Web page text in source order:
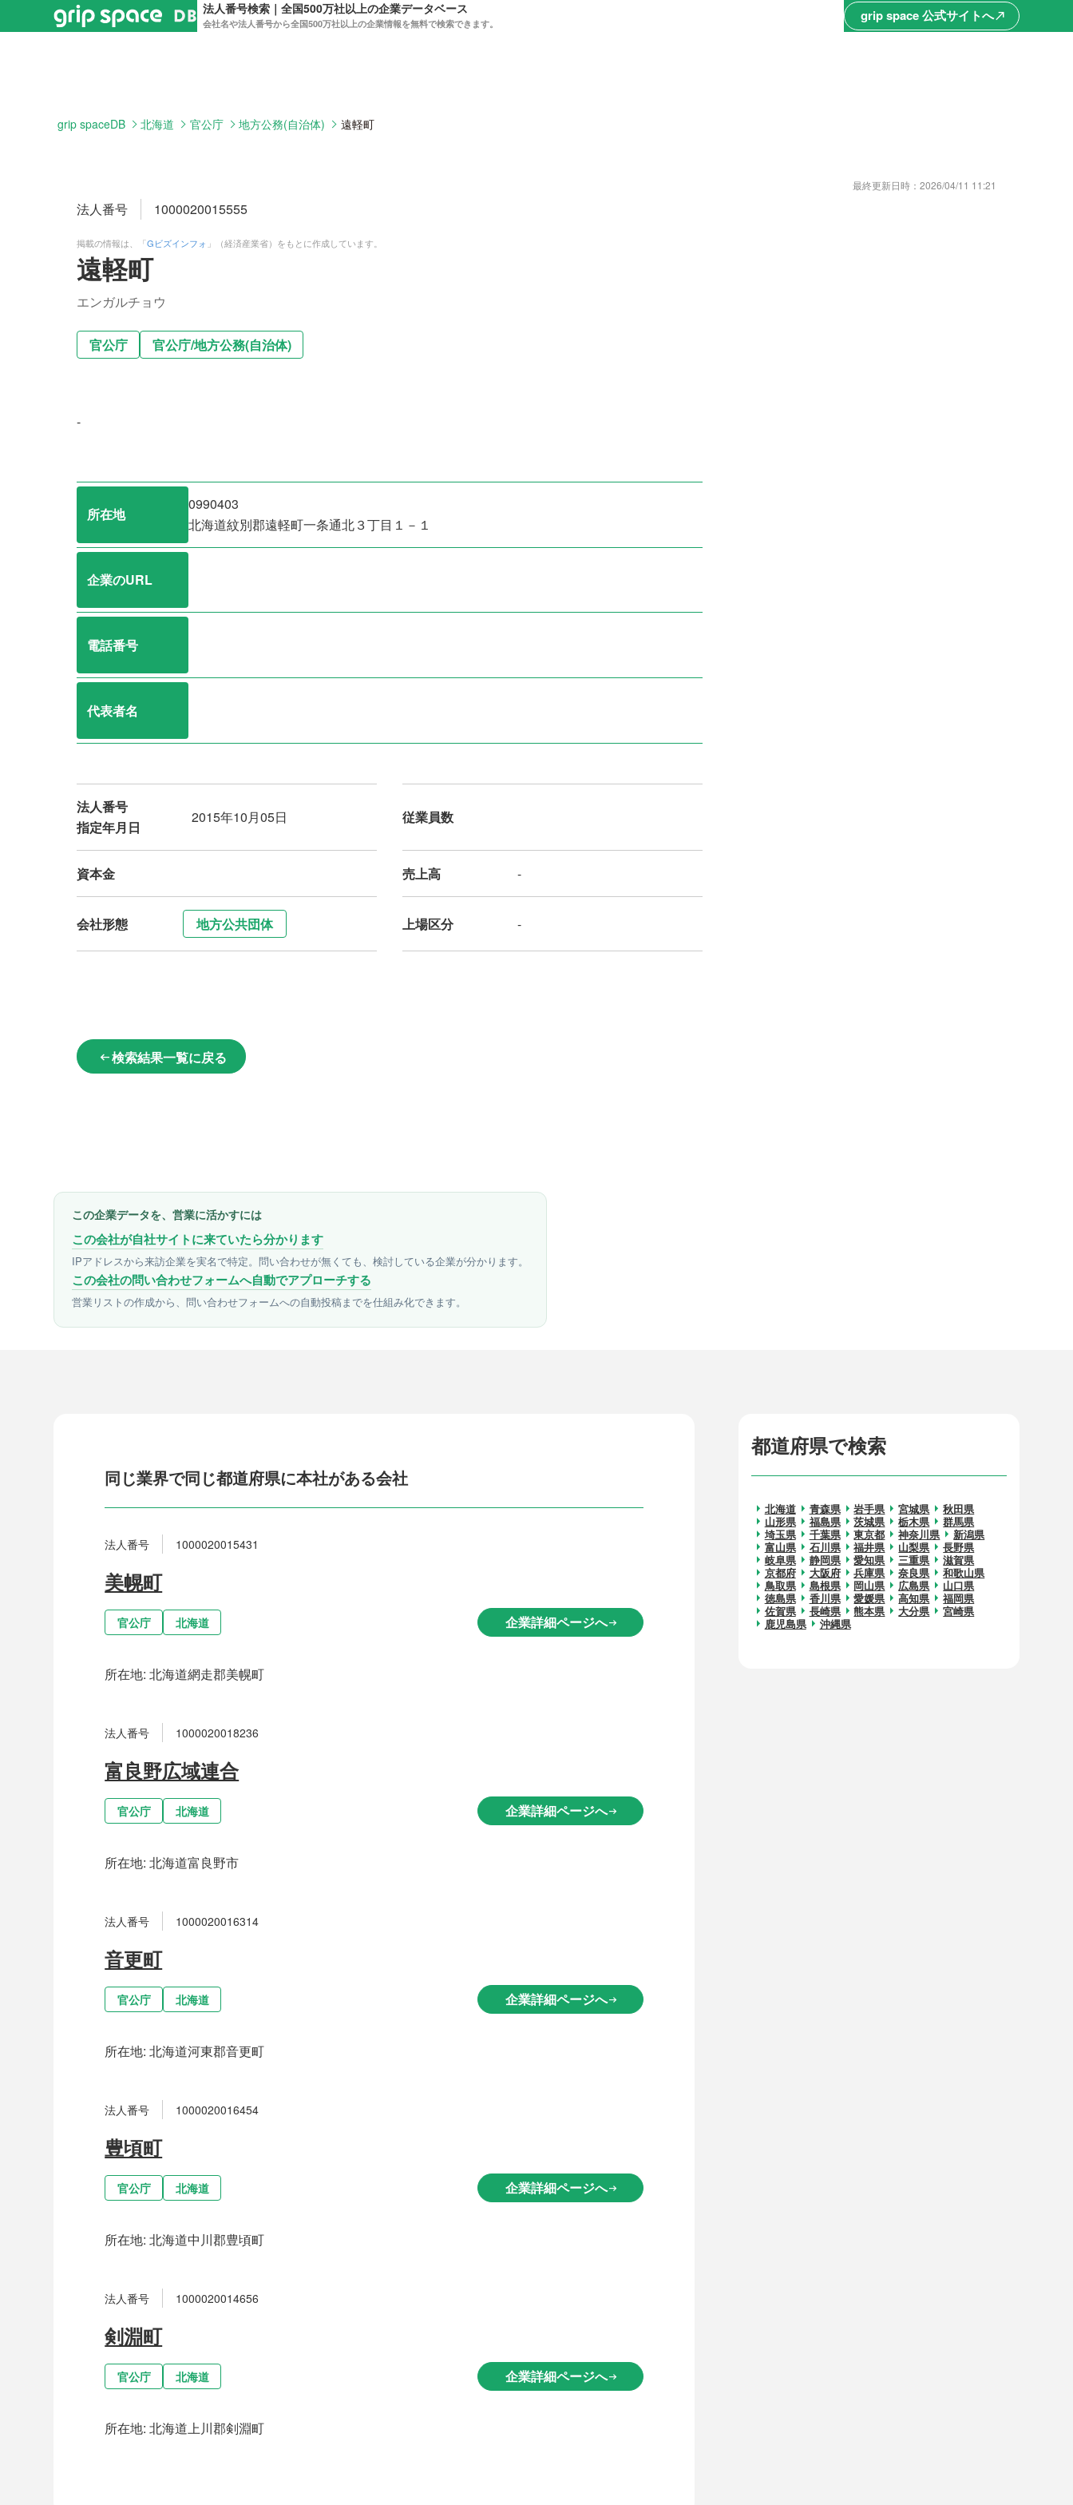
法人番号検索｜全国500万社以上の企業データベース
会社名や法人番号から全国500万社以上の企業情報を無料で検索できます。 grip space 公式サイトへnorth_east
grip spaceDB 北海道 官公庁 地方公務(自治体) 遠軽町
最終更新日時： 2026/04/11 11:21
法人番号 1000020015555
掲載の情報は、「Gビズインフォ 」（経済産業省）をもとに作成しています。
遠軽町
エンガルチョウ
官公庁 官公庁/地方公務(自治体)
-
所在地
0990403
北海道紋別郡遠軽町一条通北３丁目１－１
企業のURL
電話番号
代表者名
法人番号
指定年月日
2015年10月05日 従業員数
資本金 売上高 -
会社形態 地方公共団体 上場区分 -
arrow_left_alt検索結果一覧に戻る
この企業データを、営業に活かすには
この会社が自社サイトに来ていたら分かります
IPアドレスから来訪企業を実名で特定。問い合わせが無くても、検討している企業が分かります。
この会社の問い合わせフォームへ自動でアプローチする
営業リストの作成から、問い合わせフォームへの自動投稿までを仕組み化できます。
都道府県で検索
北海道 青森県 岩手県 宮城県
秋田県
山形県
福島県 茨城県 栃木県
群馬県
埼玉県
千葉県 東京都 神奈川県
新潟県
富山県
石川県 福井県 山梨県
長野県
岐阜県
静岡県 愛知県 三重県
滋賀県
京都府
大阪府 兵庫県 奈良県
和歌山県
鳥取県
島根県 岡山県 広島県
山口県
徳島県
香川県 愛媛県 高知県
福岡県
佐賀県
長崎県 熊本県 大分県
宮崎県
鹿児島県
沖縄県
同じ業界で同じ都道府県に本社がある会社
法人番号 1000020015431
美幌町
官公庁 北海道 企業詳細ページへarrow_right_alt
所在地:北海道網走郡美幌町
法人番号 1000020018236
富良野広域連合
官公庁 北海道 企業詳細ページへarrow_right_alt
所在地:北海道富良野市
法人番号 1000020016314
音更町
官公庁 北海道 企業詳細ページへarrow_right_alt
所在地:北海道河東郡音更町
法人番号 1000020016454
豊頃町
官公庁 北海道 企業詳細ページへarrow_right_alt
所在地:北海道中川郡豊頃町
法人番号 1000020014656
剣淵町
官公庁 北海道 企業詳細ページへarrow_right_alt
所在地:北海道上川郡剣淵町